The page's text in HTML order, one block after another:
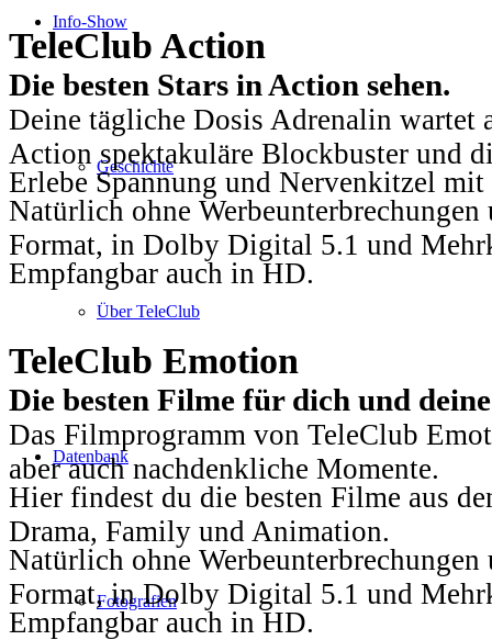
Info-Show
Geschichte
Über TeleClub
Datenbank
Fotografien
TeleClub Action
Die besten Stars in Action sehen.
Deine tägliche Dosis Adrenalin wartet
Action spektakuläre Blockbuster und
Erlebe Spannung und Nervenkitzel
Natürlich ohne
Format, in Dolby Digital 5.1 und
Empfangbar auch in HD.
TeleClub Emotion
Die besten Filme für dich und
Das Filmprogramm von TeleClub
aber auch nachdenkliche Momente.
Hier findest du die besten Filme aus
Drama, Family und Animation.
Natürlich ohne
Format, in Dolby Digital 5.1 und
Empfangbar auch in HD.